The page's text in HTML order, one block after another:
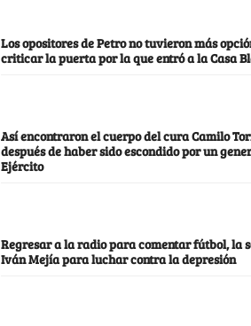
Los opositores de Petro no tuvieron más
criticar la puerta por la que entró a la Casa
Así encontraron el cuerpo del cura Camilo
después de haber sido escondido por un
Ejército
Regresar a la radio para comentar fútbol, la
Iván Mejía para luchar contra la depresión